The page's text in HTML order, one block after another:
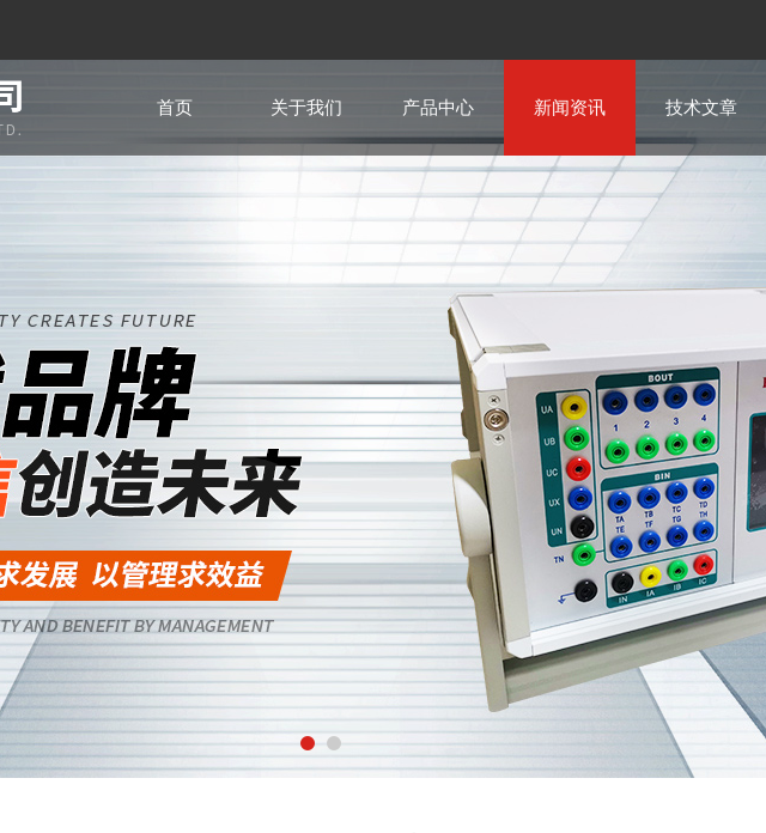
首页 关于我们 产品中心 新闻资讯 技术文章